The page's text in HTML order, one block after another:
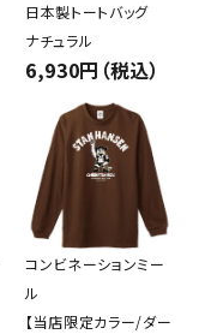
日本製トートバッグ
ナチュラル
6,930円（税込）
コンビネーションミー
ル
【当店限定カラー/ダー